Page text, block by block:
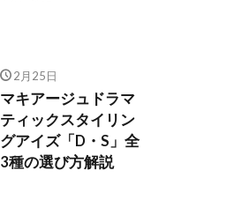
2月25日
マキアージュドラマ
ティックスタイリン
グアイズ「D・S」全
3種の選び方解説